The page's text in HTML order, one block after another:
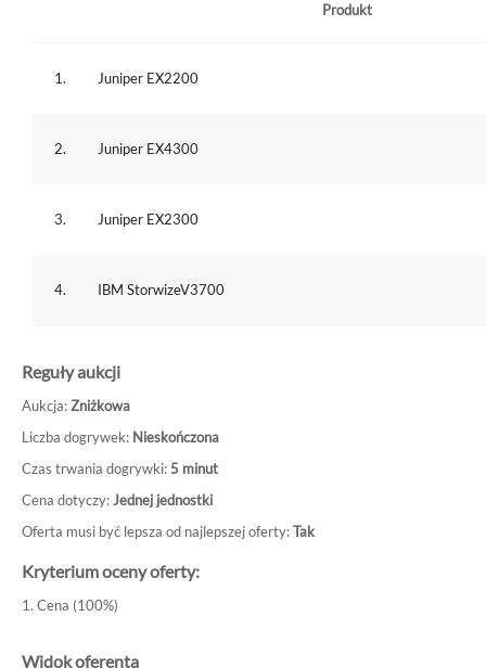
Produkt
1. Juniper EX2200
2. Juniper EX4300
3. Juniper EX2300
4. IBM StorwizeV3700
Reguły aukcji
Aukcja:Zniżkowa
Liczba dogrywek: Nieskończona
Czas trwania dogrywki:5 minut
Cena dotyczy:Jednej jednostki
Oferta musi być lepsza od najlepszej oferty:Tak
Kryterium oceny oferty:
1. Cena (100%)
Widok oferenta